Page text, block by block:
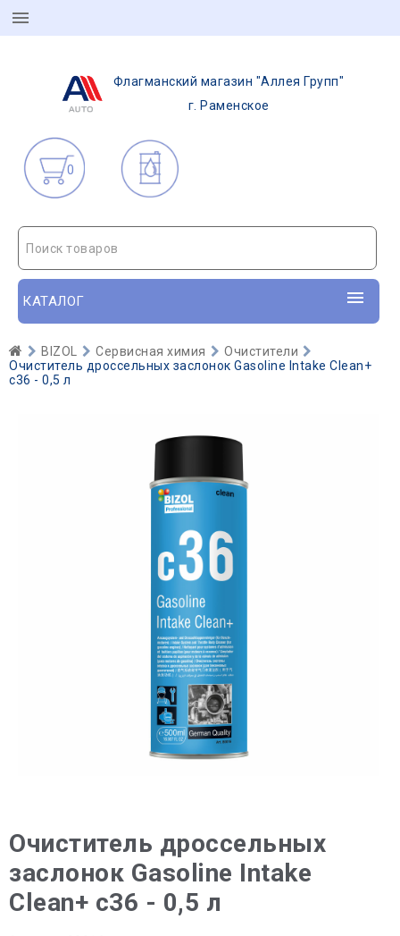
Флагманский магазин "Аллея Групп"
г. Раменское
0
Поиск товаров
КАТАЛОГ
BIZOL Сервисная химия
Очистители
Очиститель дроссельных заслонок Gasoline Intake Clean+
c36 - 0,5 л
Очиститель дроссельных
заслонок Gasoline Intake
Clean+ c36 - 0,5 л